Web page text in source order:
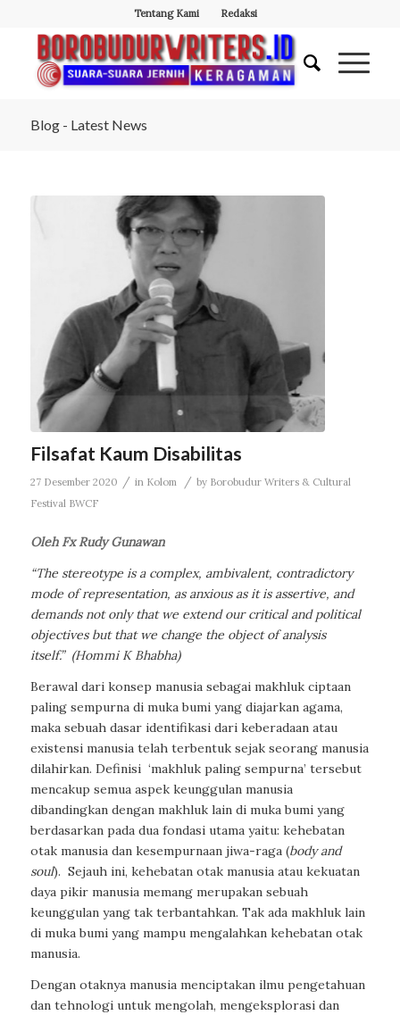
Tentang Kami Redaksi
Blog - Latest News
Filsafat Kaum Disabilitas
27 Desember 2020 / in Kolom / by Borobudur Writers & Cultural
Festival BWCF
Oleh Fx Rudy Gunawan
“The stereotype is a complex, ambivalent, contradictory
mode of representation, as anxious as it is assertive, and
demands not only that we extend our critical and political
objectives but that we change the object of analysis
itself.” (Hommi K Bhabha)
Berawal dari konsep manusia sebagai makhluk ciptaan
paling sempurna di muka bumi yang diajarkan agama,
maka sebuah dasar identifikasi dari keberadaan atau
existensi manusia telah terbentuk sejak seorang manusia
dilahirkan. Definisi ‘makhluk paling sempurna’ tersebut
mencakup semua aspek keunggulan manusia
dibandingkan dengan makhluk lain di muka bumi yang
berdasarkan pada dua fondasi utama yaitu: kehebatan
otak manusia dan kesempurnaan jiwa-raga (body and
soul). Sejauh ini, kehebatan otak manusia atau kekuatan
daya pikir manusia memang merupakan sebuah
keunggulan yang tak terbantahkan. Tak ada makhluk lain
di muka bumi yang mampu mengalahkan kehebatan otak
manusia.
Dengan otaknya manusia menciptakan ilmu pengetahuan
dan tehnologi untuk mengolah, mengeksplorasi dan